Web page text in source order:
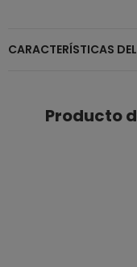
CARACTERÍSTICAS
Producto